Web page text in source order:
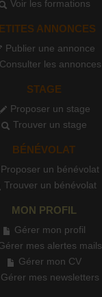
Voir les formations
ANNONCES
Publier une annonce
Consulter les annonces
STAGE
Proposer un stage
Trouver un stage
BÉNÉVOLAT
Proposer un bénévolat
Trouver un bénévolat
MON PROFIL
Gérer mon profil
mes alertes mails
Gérer mon CV
Gérer mes newsletters